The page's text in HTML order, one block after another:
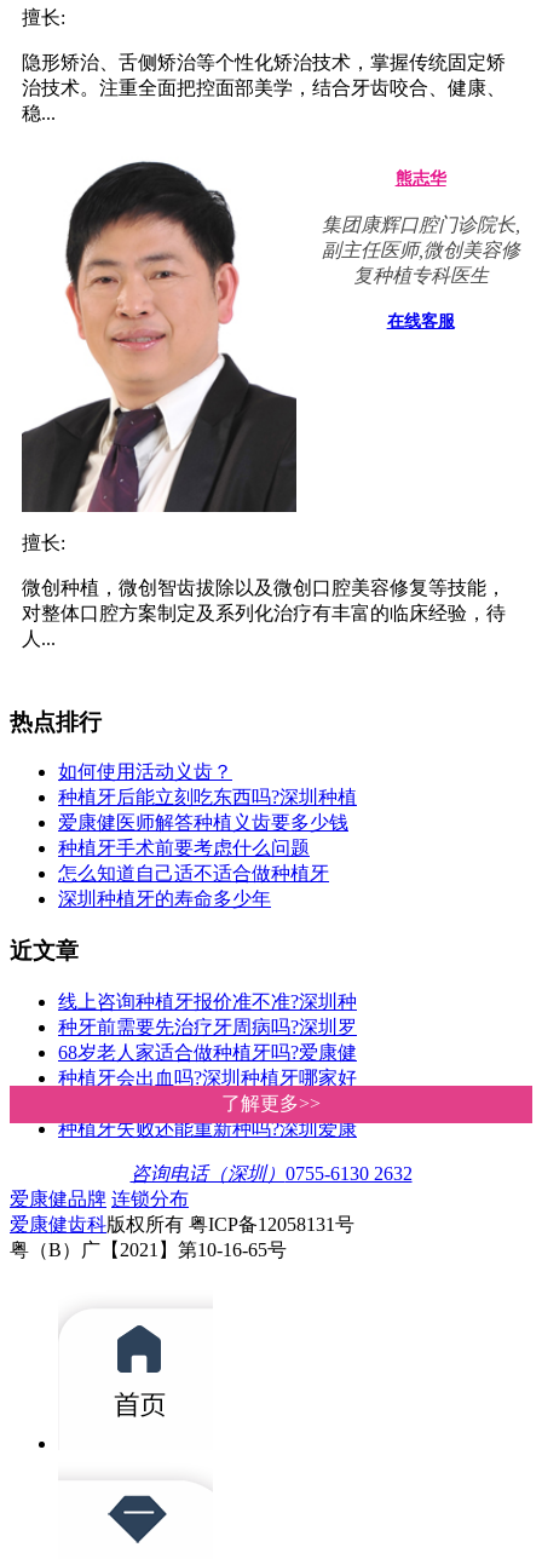
了解更多>>
了解更多>>
擅长:
隐形矫治、舌侧矫治等个性化矫治技术，掌握传统固定矫
治技术。注重全面把控面部美学，结合牙齿咬合、健康、
稳...
熊志华
集团康辉口腔门诊院长,
副主任医师,微创美容修
复种植专科医生
在线客服
擅长:
微创种植，微创智齿拔除以及微创口腔美容修复等技能，
对整体口腔方案制定及系列化治疗有丰富的临床经验，待
人...
热点排行
如何使用活动义齿？
种植牙后能立刻吃东西吗?深圳种植
爱康健医师解答种植义齿要多少钱
种植牙手术前要考虑什么问题
怎么知道自己适不适合做种植牙
深圳种植牙的寿命多少年
近文章
线上咨询种植牙报价准不准?深圳种
种牙前需要先治疗牙周病吗?深圳罗
68岁老人家适合做种植牙吗?爱康健
种植牙会出血吗?深圳种植牙哪家好
深圳种植牙价格多少钱一颗?爱康健
种植牙失败还能重新种吗?深圳爱康
咨询电话（深圳） 0755-6130 2632
爱康健品牌 连锁分布
爱康健齿科版权所有 粤ICP备12058131号
粤（B）广【2021】第10-16-65号